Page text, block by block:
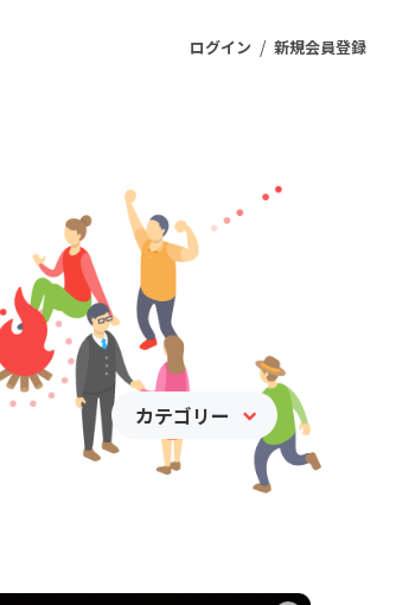
ログイン / 新規会員登録
プロダクト
ファッション
スポーツ
まちづくり・地域活性化
カテゴリー